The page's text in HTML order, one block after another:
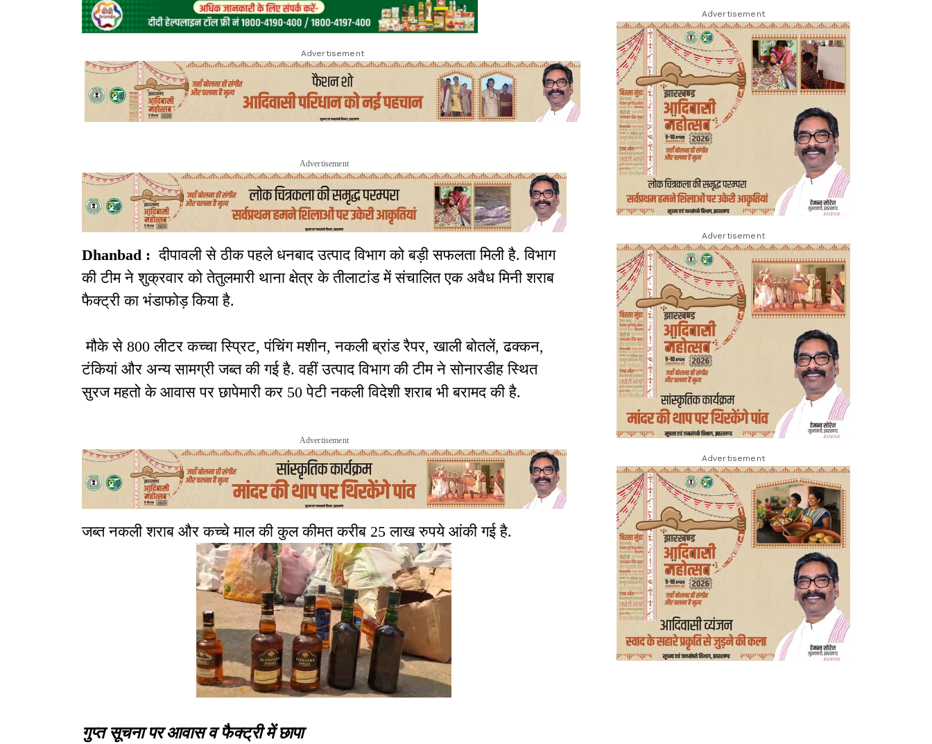
Advertisement
Advertisement
Dhanbad : दीपावली से ठीक पहले धनबाद उत्पाद विभाग को बड़ी सफलता मिली है. विभाग
की टीम ने शुक्रवार को तेतुलमारी थाना क्षेत्र के तीलाटांड में संचालित एक अवैध मिनी शराब
फैक्ट्री का भंडाफोड़ किया है.
मौके से 800 लीटर कच्चा स्प्रिट, पंचिंग मशीन, नकली ब्रांड रैपर, खाली बोतलें, ढक्कन,
टंकियां और अन्य सामग्री जब्त की गई है. वहीं उत्पाद विभाग की टीम ने सोनारडीह स्थित
सुरज महतो के आवास पर छापेमारी कर 50 पेटी नकली विदेशी शराब भी बरामद की है.
Advertisement
जब्त नकली शराब और कच्चे माल की कुल कीमत करीब 25 लाख रुपये आंकी गई है.
गुप्त सूचना पर आवास व फैक्ट्री में छापा
Advertisement
Advertisement
Advertisement